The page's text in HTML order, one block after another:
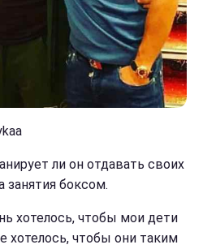
ли он отдавать своих
занятия боксом.
хотелось, чтобы мои дети
чтобы они таким